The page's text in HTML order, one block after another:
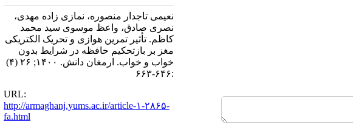
نعیمی تاجدار منصوره، نمازی زاده مهدی،
نصری صادق، واعظ موسوی سید محمد
کاظم. تأثیر تمرین هوازی و تحریک الکتریکی
مغز بر بازتحکیم حافظه در شرایط بدون
خواب و خواب. ارمغان دانش. ۱۴۰۰; ۲۶ (۴)
:۶۴۶-۶۶۳
URL:
http://armaghanj.yums.ac.ir/article-۱-۲۸۶۵-
fa.html